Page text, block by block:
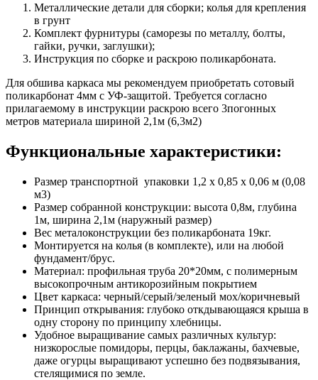
Металлические детали для сборки; колья для крепления
в грунт
Комплект фурнитуры (саморезы по металлу, болты,
гайки, ручки, заглушки);
Инструкция по сборке и раскрою поликарбоната.
Для обшива каркаса мы рекомендуем приобретать сотовый
поликарбонат 4мм с УФ-защитой. Требуется согласно
прилагаемому в инструкции раскрою всего 3погонных
метров материала шириной 2,1м (6,3м2)
Функциональные характеристики:
Размер транспортной упаковки 1,2 x 0,85 x 0,06 м (0,08
м3)
Размер собранной конструкции: высота 0,8м, глубина
1м, ширина 2,1м (наружный размер)
Вес металоконструкции без поликарбоната 19кг.
Монтируется на колья (в комплекте), или на любой
фундамент/брус.
Материал: профильная труба 20*20мм, с полимерным
высокопрочным антикорозийным покрытием
Цвет каркаса: черный/серый/зеленый мох/коричневый
Принцип открывания: глубоко откдывающаяся крыша в
одну сторону по принципу хлебницы.
Удобное выращивание самых различных культур:
низкорослые помидоры, перцы, баклажаны, бахчевые,
даже огурцы выращивают успешно без подвязывания,
стелящимися по земле.